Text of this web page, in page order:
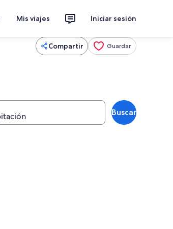
Mis viajes Iniciar sesión
Compartir Guardar
Buscar